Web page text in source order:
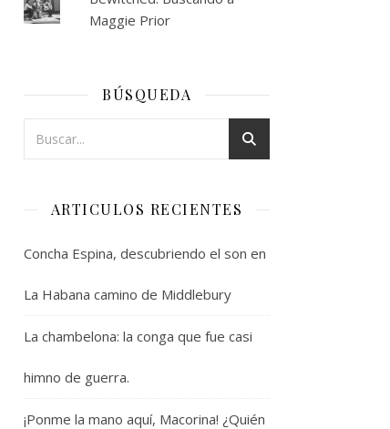
Maggie Prior
BÚSQUEDA
ARTICULOS RECIENTES
Concha Espina, descubriendo el son en
La Habana camino de Middlebury
La chambelona: la conga que fue casi
himno de guerra.
¡Ponme la mano aquí, Macorina! ¿Quién